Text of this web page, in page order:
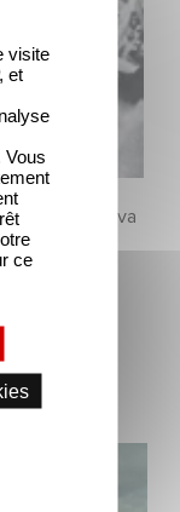
pero vuelva
visite
et
Vous
ce